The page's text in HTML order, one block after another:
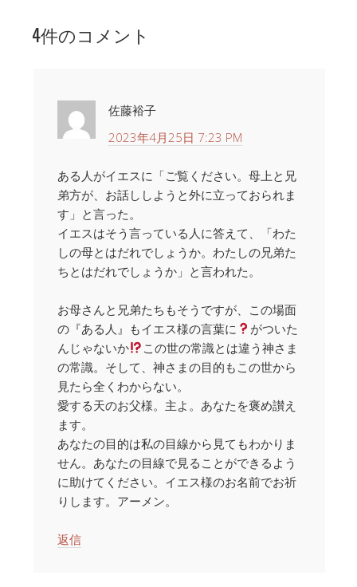
4件のコメント
佐藤裕子
2023年4月25日 7:23 PM
ある人がイエスに「ご覧ください。母上と兄
弟方が、お話ししようと外に立っておられま
す」と言った。
イエスはそう言っている人に答えて、「わた
しの母とはだれでしょうか。わたしの兄弟た
ちとはだれでしょうか」と言われた。
お母さんと兄弟たちもそうですが、この場面
の『ある人』もイエス様の言葉に
がついた
んじゃないか
この世の常識とは違う神さま
の常識。そして、神さまの目的もこの世から
見たら全くわからない。
愛する天のお父様。主よ。あなたを褒め讃え
ます。
あなたの目的は私の目線から見てもわかりま
せん。あなたの目線で見ることができるよう
に助けてください。イエス様のお名前でお祈
りします。アーメン。
返信